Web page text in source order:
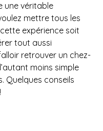
une véritable
mettre tous les
expérience soit
tout aussi
retrouver un chez-
moins simple
Quelques conseils